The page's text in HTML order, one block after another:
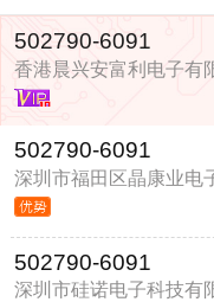
502790-6091
香港晨兴安富利电子有
502790-6091
深圳市福田区晶康业电
502790-6091
深圳市硅诺电子科技有